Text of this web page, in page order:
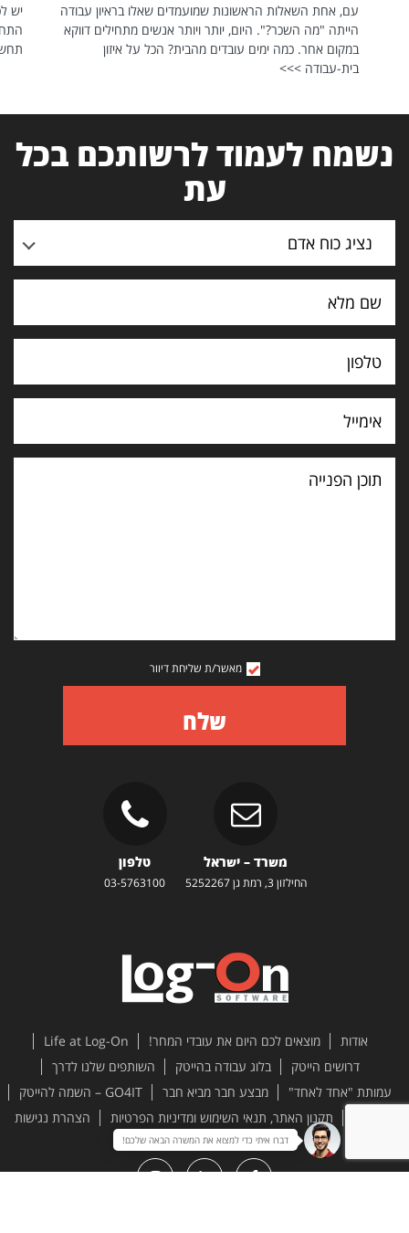
עם, אחת השאלות הראשונות שמועמדים שאלו בראיון עבודה
הייתה "מה השכר?". היום, יותר ויותר אנשים מתחילים דווקא
במקום אחר. כמה ימים עובדים מהבית? הכל על איזון
בית-עבודה >>>
יש
נשמח לעמוד לרשותכם בכל
עת
נציג כוח אדם
תוכן
הפנייה
מאשר/ת שליחת דיוור
שלח
משרד – ישראל
החילזון 3, רמת גן 5252267
טלפון
03-5763100
אודות מוצאים לכם היום את עובדי המחר!
Life at Log-On
דרושים הייטק
בלוג עבודה בהייטק
השותפים שלנו לדרך
עמותת "אחד לאחד"
מבצע חבר מביא חבר
GO4IT – השמה להייטק
תקנון האתר, תנאי השימוש ומדיניות הפרטיות הצהרת נגישות
דברו איתי כדי למצוא את המשרה הבאה שלכם!